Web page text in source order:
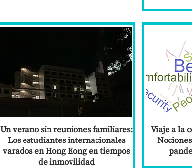
Un verano sin reuniones familiares:
Los estudiantes internacionales
varados en Hong Kong en tiempos
de inmovilidad
Viaje a la